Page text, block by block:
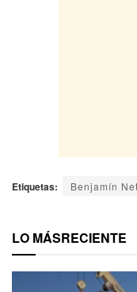
Etiquetas: Benjamín
LO MÁSRECIENTE